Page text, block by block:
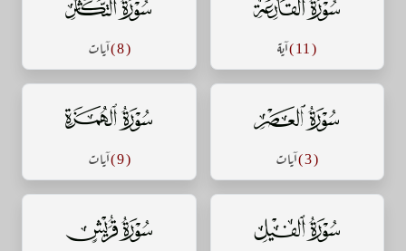
( 11 ) آية ( 8 ) آيات
سورة العصر
( 3 ) آيات
سورة الهمزة
( 9 ) آيات
سورة الفيل سورة قريش